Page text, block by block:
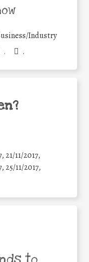
Industry
. .
21/11/2017,
25/11/2017,